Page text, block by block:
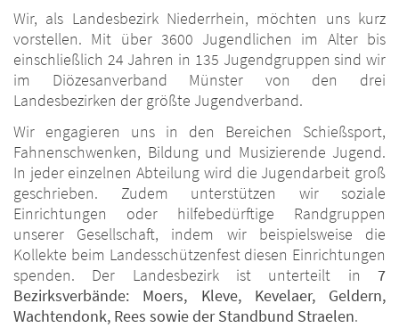
Wir, als Landesbezirk Niederrhein, möchten uns kurz
vorstellen. Mit über 3600 Jugendlichen im Alter bis
einschließlich 24 Jahren in 135 Jugendgruppen sind wir
im Diözesanverband Münster von den drei
Landesbezirken der größte Jugendverband.
Wir engagieren uns in den Bereichen Schießsport,
Fahnenschwenken, Bildung und Musizierende Jugend.
In jeder einzelnen Abteilung wird die Jugendarbeit groß
geschrieben. Zudem unterstützen wir soziale
Einrichtungen oder hilfebedürftige Randgruppen
unserer Gesellschaft, indem wir beispielsweise die
Kollekte beim Landesschützenfest diesen Einrichtungen
spenden. Der Landesbezirk ist unterteilt in 7
Bezirksverbände: Moers, Kleve, Kevelaer, Geldern,
Wachtendonk, Rees sowie der Standbund Straelen.